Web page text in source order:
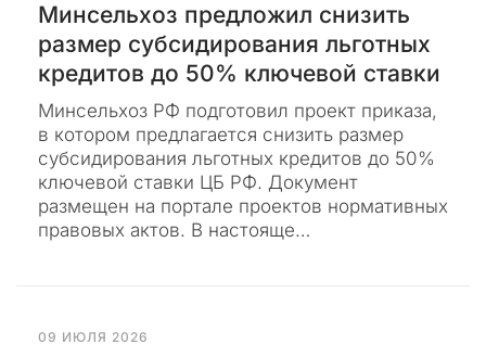
Минсельхоз предложил снизить
размер субсидирования льготных
кредитов до 50% ключевой ставки
Минсельхоз РФ подготовил проект приказа,
в котором предлагается снизить размер
субсидирования льготных кредитов до 50%
ключевой ставки ЦБ РФ. Документ
размещен на портале проектов нормативных
правовых актов. В настояще…
09 ИЮЛЯ 2026
и
.
Э
т
о
п
р
и
м
и
н
Б